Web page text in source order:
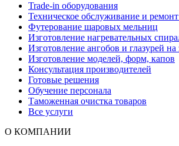
Trade-in оборудования
Техническое обслуживание и
Футерование шаровых мельниц
Изготовление нагревательных
Изготовление ангобов и глазурей на
Изготовление моделей, форм, капов
Консультация производителей
Готовые решения
Обучение персонала
Таможенная очистка товаров
Все услуги
О КОМПАНИИ